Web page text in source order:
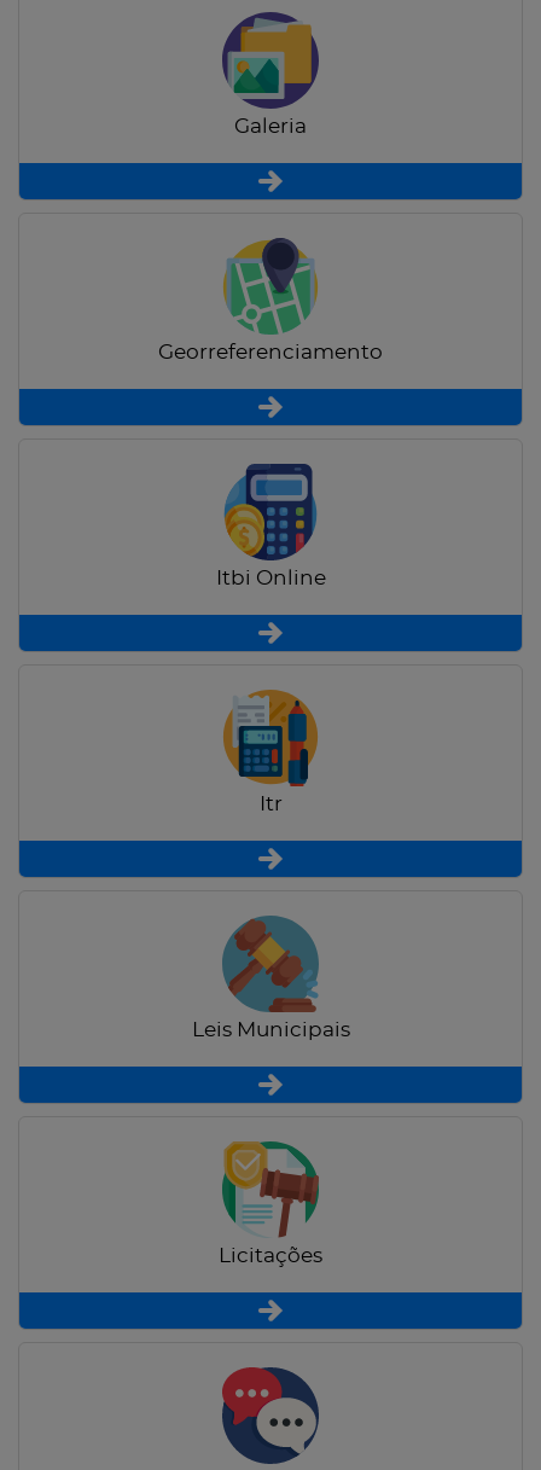
Galeria
Georreferenciamento
Itbi Online
Itr
Leis Municipais
Licitações